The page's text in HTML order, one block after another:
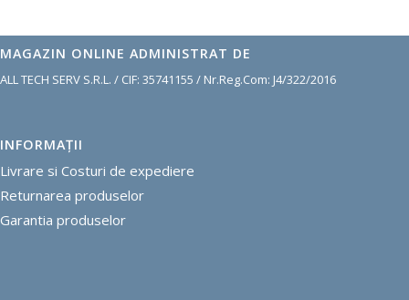
MAGAZIN ONLINE ADMINISTRAT DE
ALL TECH SERV S.R.L. / CIF: 35741155 / Nr.Reg.Com: J4/322/2016
INFORMAŢII
Livrare si Costuri de expediere
Returnarea produselor
Garantia produselor